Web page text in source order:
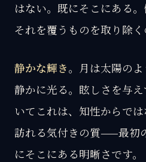
はない。既にそこにある。
それを覆うものを取り除く
静かな輝き。月は太陽のよ
静かに光る。眩しさを与
いてこれは、知性からで
訪れる気付きの質——最初
にそこにある明晰さです。